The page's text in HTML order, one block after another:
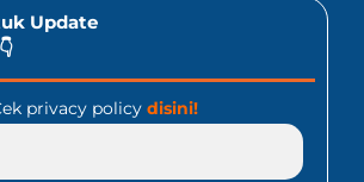
Jangan Kelewatan!
Baca Sekarang!
Update
privacy policy disini!